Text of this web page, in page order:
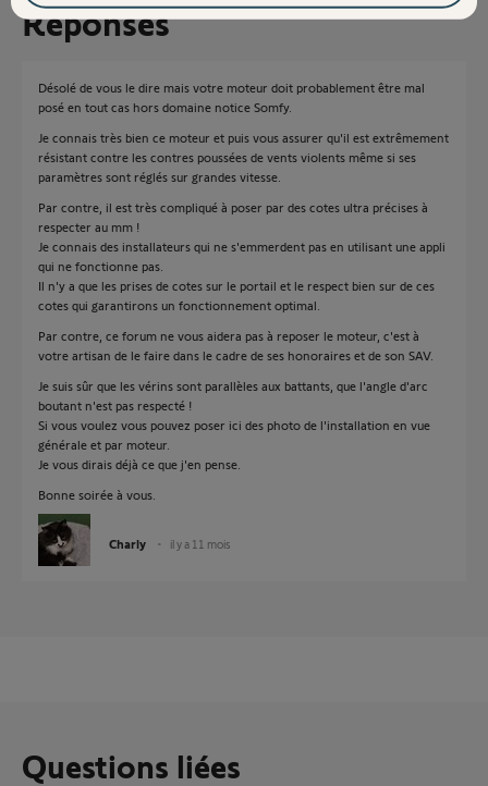
Réponses
Désolé de vous le dire mais votre moteur doit probablement être mal
posé en tout cas hors domaine notice Somfy.
Je connais très bien ce moteur et puis vous assurer qu'il est extrêmement
résistant contre les contres poussées de vents violents même si ses
paramètres sont réglés sur grandes vitesse.
Par contre, il est très compliqué à poser par des cotes ultra précises à
respecter au mm !
Je connais des installateurs qui ne s'emmerdent pas en utilisant une appli
qui ne fonctionne pas.
Il n'y a que les prises de cotes sur le portail et le respect bien sur de ces
cotes qui garantirons un fonctionnement optimal.
Par contre, ce forum ne vous aidera pas à reposer le moteur, c'est à
votre artisan de le faire dans le cadre de ses honoraires et de son SAV.
Je suis sûr que les vérins sont parallèles aux battants, que l'angle d'arc
boutant n'est pas respecté !
Si vous voulez vous pouvez poser ici des photo de l'installation en vue
générale et par moteur.
Je vous dirais déjà ce que j'en pense.
Bonne soirée à vous.
Charly il y a 11 mois
Questions liées